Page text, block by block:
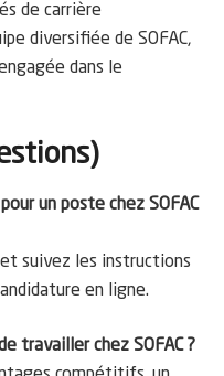
de carrière
diversifiée de SOFAC,
dans le
un poste chez SOFAC
suivez les instructions
en ligne.
travailler chez SOFAC ?